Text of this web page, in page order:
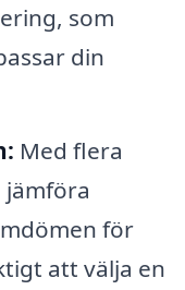
som
din
Med flera
jämföra
för
att välja en